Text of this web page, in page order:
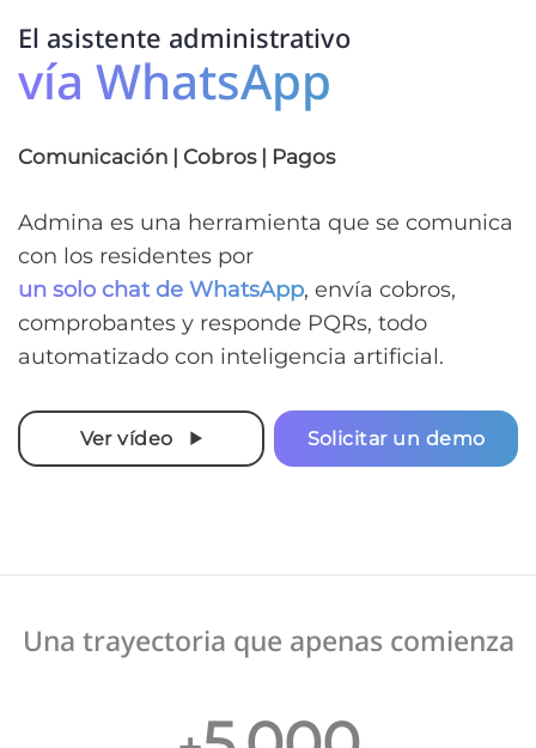
El asistente administrativo
vía WhatsApp
Comunicación | Cobros | Pagos
Admina es una herramienta que se comunica
con los residentes por
un solo chat de WhatsApp, envía cobros,
comprobantes y responde PQRs, todo
automatizado con inteligencia artificial.
Ver vídeo Solicitar un demo
Una trayectoria que apenas comienza